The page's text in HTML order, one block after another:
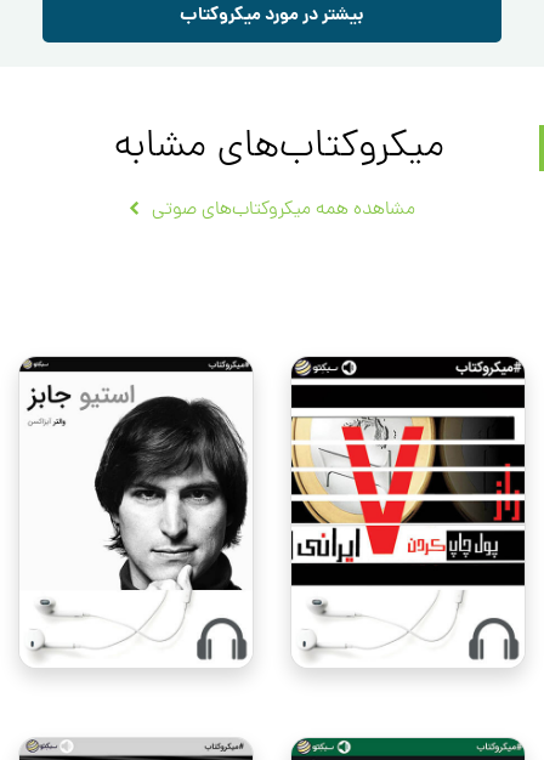
بیشتر در مورد میکروکتاب
میکروکتاب‌های مشابه
مشاهده همه میکروکتاب‌های صوتی